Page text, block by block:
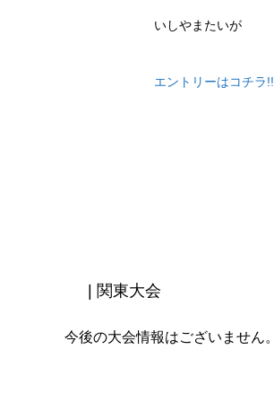
いしやまたいが
エントリーはコチラ!!
| 関東大会
今後の大会情報はございません。